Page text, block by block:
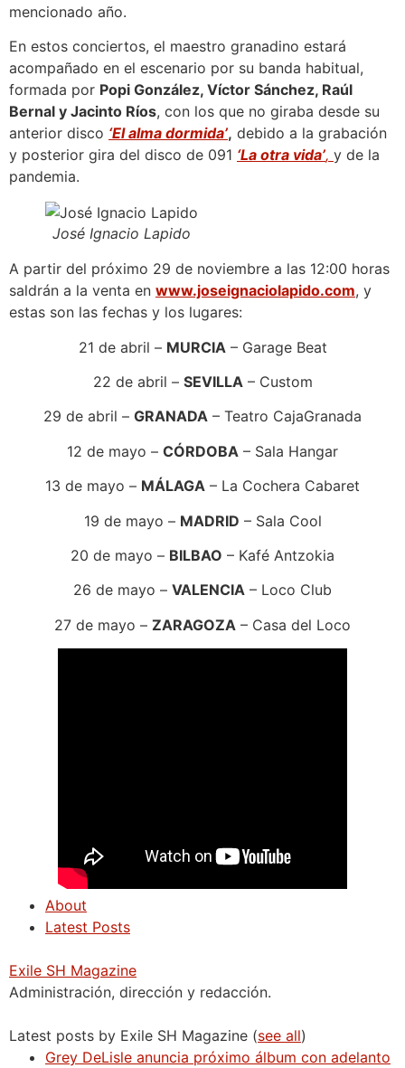
mencionado año.
En estos conciertos, el maestro granadino estará
acompañado en el escenario por su banda habitual,
formada por Popi González, Víctor Sánchez, Raúl
Bernal y Jacinto Ríos, con los que no giraba desde su
anterior disco ‘El alma dormida’, debido a la grabación
y posterior gira del disco de 091 ‘La otra vida’, y de la
pandemia.
José Ignacio Lapido
A partir del próximo 29 de noviembre a las 12:00 horas
saldrán a la venta en www.joseignaciolapido.com, y
estas son las fechas y los lugares:
21 de abril – MURCIA – Garage Beat
22 de abril – SEVILLA – Custom
29 de abril – GRANADA – Teatro CajaGranada
12 de mayo – CÓRDOBA – Sala Hangar
13 de mayo – MÁLAGA – La Cochera Cabaret
19 de mayo – MADRID – Sala Cool
20 de mayo – BILBAO – Kafé Antzokia
26 de mayo – VALENCIA – Loco Club
27 de mayo – ZARAGOZA – Casa del Loco
About
Latest Posts
Exile SH Magazine
Administración, dirección y redacción.
Latest posts by Exile SH Magazine (see all)
Grey DeLisle anuncia próximo álbum con adelanto